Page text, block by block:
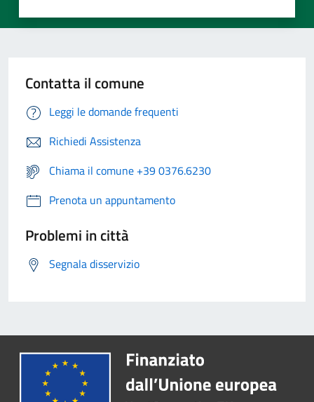
Contatta il comune
Leggi le domande frequenti
Richiedi Assistenza
Chiama il comune +39 0376.6230
Prenota un appuntamento
Problemi in città
Segnala disservizio